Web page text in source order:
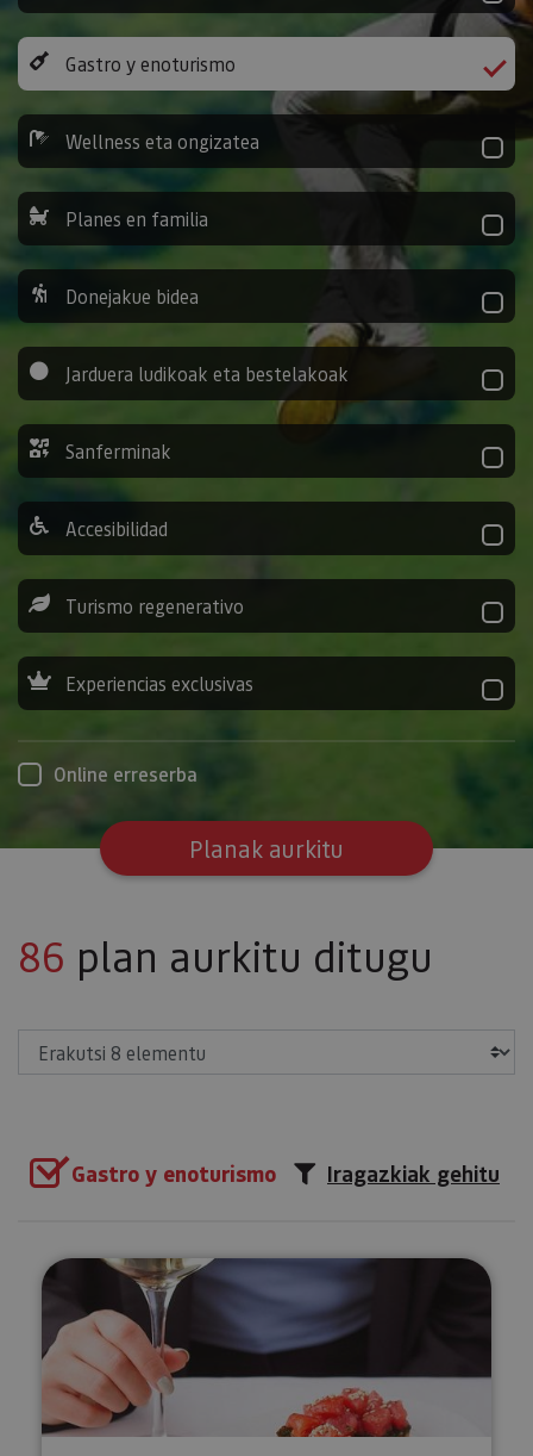
Gastro y enoturismo
Wellness eta ongizatea
Planes en familia
Donejakue bidea
Jarduera ludikoak eta bestelakoak
Sanferminak
Accesibilidad
Turismo regenerativo
Experiencias exclusivas
Online erreserba
Planak aurkitu
86 plan aurkitu ditugu
Gastro y enoturismo Iragazkiak gehitu
Nafarroako ardo ekologikoen